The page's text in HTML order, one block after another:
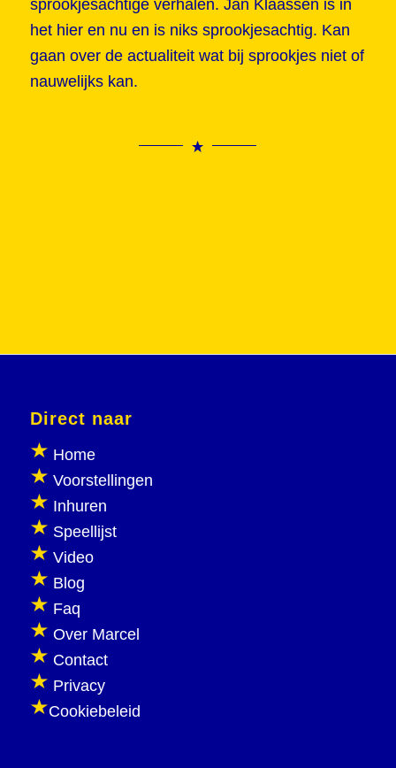
sprookjesachtige verhalen. Jan Klaassen is in
het hier en nu en is niks sprookjesachtig. Kan
gaan over de actualiteit wat bij sprookjes niet of
nauwelijks kan.
Direct naar
Home
Voorstellingen
Inhuren
Speellijst
Video
Blog
Faq
Over Marcel
Contact
Privacy
Cookiebeleid